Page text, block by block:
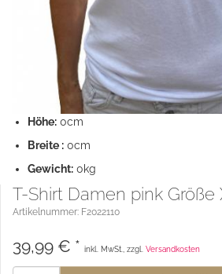
Höhe: 0cm
Breite : 0cm
Gewicht: 0kg
T-Shirt Damen pink Größe
Artikelnummer: F2022110
39,99 € * inkl. MwSt., zzgl. Versandkosten